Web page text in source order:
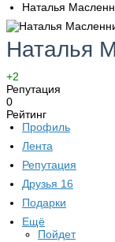
Наталья
Наталья
+2
Репутация
0
Рейтинг
Профиль
Лента
Репутация
Друзья 16
Подарки
Ещё
Пойдет